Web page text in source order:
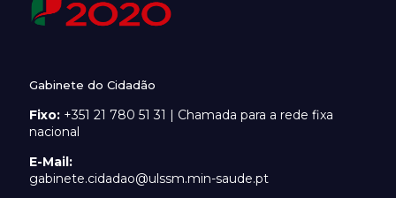
Gabinete do Cidadão
Fixo: +351 21 780 51 31 | Chamada para a rede fixa
nacional
E-Mail:
gabinete.cidadao@ulssm.min-saude.pt